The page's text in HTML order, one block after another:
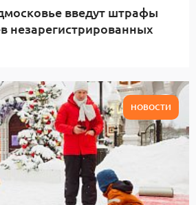
введут штрафы
незарегистрированных
НОВОСТИ